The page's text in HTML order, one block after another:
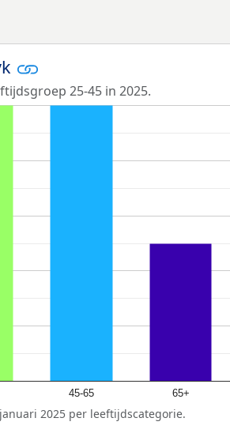
25-45 in 2025.
45-65 65+
2025 per leeftijdscategorie.